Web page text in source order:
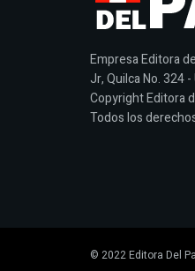
Empresa Editora
Jr, Quilca No. 324
Copyright Editora
Todos los
© 2022Editora Del